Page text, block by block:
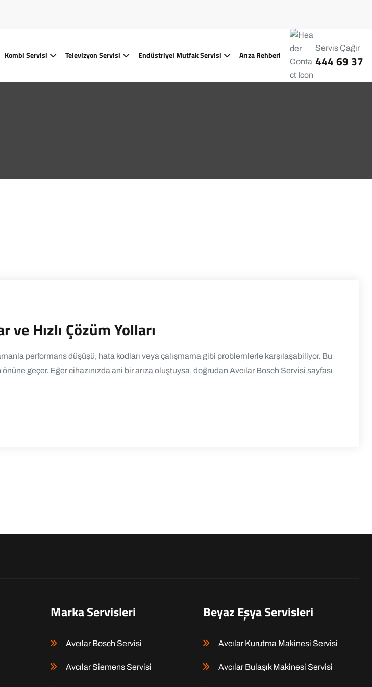
Kombi Servisi Televizyon Servisi Endüstriyel Mutfak Servisi Arıza Rehberi
Servis Çağır
444 69 37
ve Hızlı Çözüm Yolları
performans düşüşü, hata kodları veya çalışmama gibi problemlerle karşılaşabiliyor. Bu
geçer. Eğer cihazınızda ani bir arıza oluştuysa, doğrudan Avcılar Bosch Servisi sayfası
Marka Servisleri
Avcılar Bosch Servisi
Avcılar Siemens Servisi
Beyaz Eşya Servisleri
Avcılar Kurutma Makinesi Servisi
Avcılar Bulaşık Makinesi Servisi